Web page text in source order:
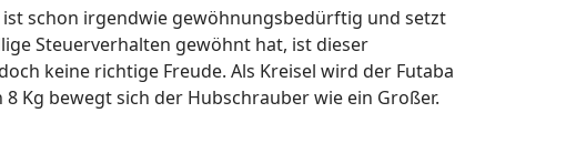
schon irgendwie gewöhnungsbedürftig und setzt
Steuerverhalten gewöhnt hat, ist dieser
keine richtige Freude. Als Kreisel wird der Futaba
Kg bewegt sich der Hubschrauber wie ein Großer.